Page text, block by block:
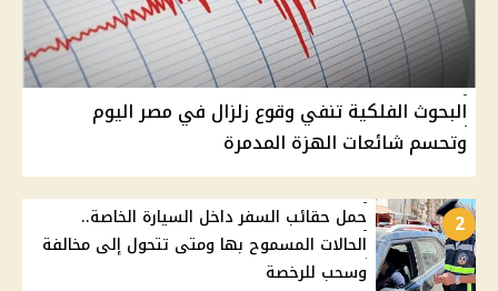
البحوث الفلكية تنفي وقوع زلزال في مصر اليوم
وتحسم شائعات الهزة المدمرة
2
حمل حقائب السفر داخل السيارة الخاصة..
الحالات المسموح بها ومتى تتحول إلى مخالفة
وسحب للرخصة